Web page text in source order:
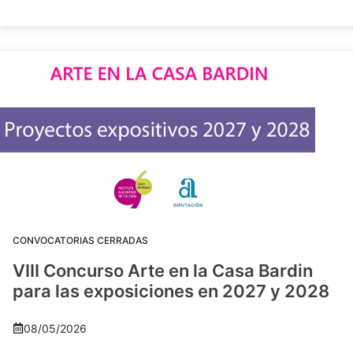
CONVOCATORIAS CERRADAS
VIII Concurso Arte en la Casa Bardin
para las exposiciones en 2027 y 2028
08/05/2026